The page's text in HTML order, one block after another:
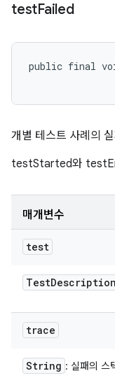
testFailed
public final
개별 테스트 사례의
testStarted와
매개변수
test
TestDescription
trace
String : 실패의 스